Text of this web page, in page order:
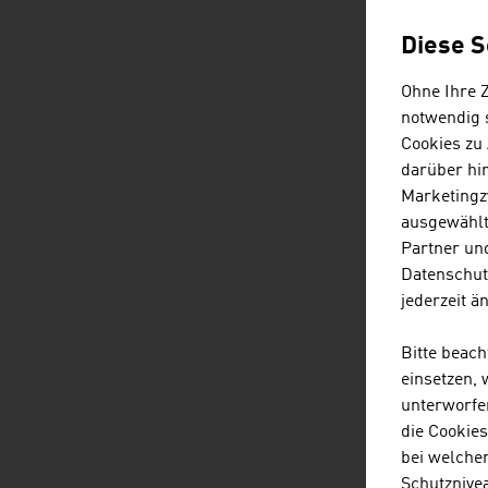
Diese
Ohne Ihre
notwendig
Cookies
darüber
Partner
jederzeit
Bitte
einsetzen,
die
bei